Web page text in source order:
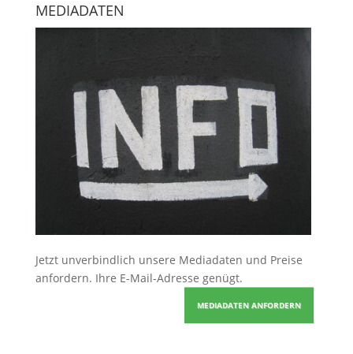
MEDIADATEN
Jetzt unverbindlich unsere Mediadaten und Preise
anfordern. Ihre E-Mail-Adresse genügt.
MEDIADATEN ANFORDERN